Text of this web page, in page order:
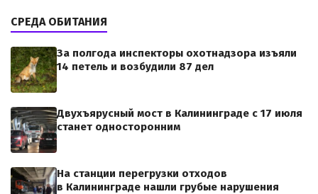
СРЕДА ОБИТАНИЯ
За полгода инспекторы охотнадзора изъяли
14 петель и возбудили 87 дел
Двухъярусный мост в Калининграде с 17 июля
станет односторонним
На станции перегрузки отходов
в Калининграде нашли грубые нарушения